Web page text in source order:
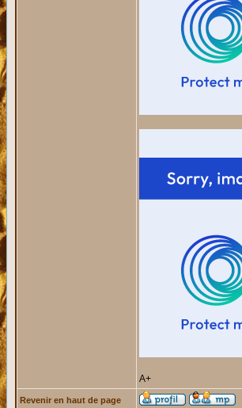
A+
Revenir en haut de page